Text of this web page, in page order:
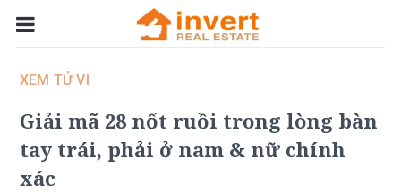
XEM TỬ VI
Giải mã 28 nốt ruồi trong lòng bàn
tay trái, phải ở nam & nữ chính
xác